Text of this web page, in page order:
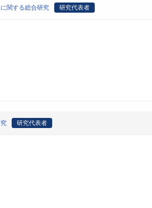
関する総合研究 研究代表者
研究代表者